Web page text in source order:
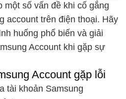
một số vấn đề khi cố gắng
account trên điện thoại. Hãy
huống phổ biến và giải
Account khi gặp sự
Account gặp lỗi
tài khoản Samsung